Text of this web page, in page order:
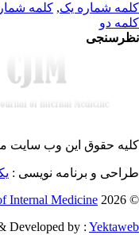
شماره یک,کلمه
دو
حقوق این وب سایت
و برنامه نویسی :
©
of Internal Medicine
& Developed by :